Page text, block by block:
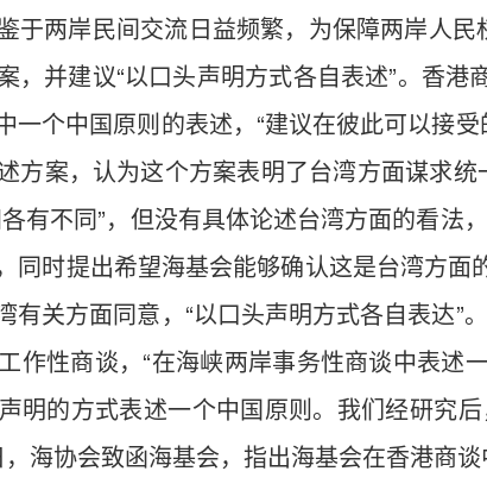
于两岸民间交流日益频繁，为保障两岸人
，并建议“以口头声明方式各自表述”。香
一个中国原则的表述，“建议在彼此可以接
方案，认为这个方案表明了台湾方面谋求
有不同”，但没有具体论述台湾方面的看法
同时提出希望海基会能够确认这是台湾方
有关方面同意，“以口头声明方式各自表达”
作性商谈，“在海峡两岸事务性商谈中表述
明的方式表述一个中国原则。我们经研究
海协会致函海基会，指出海基会在香港商